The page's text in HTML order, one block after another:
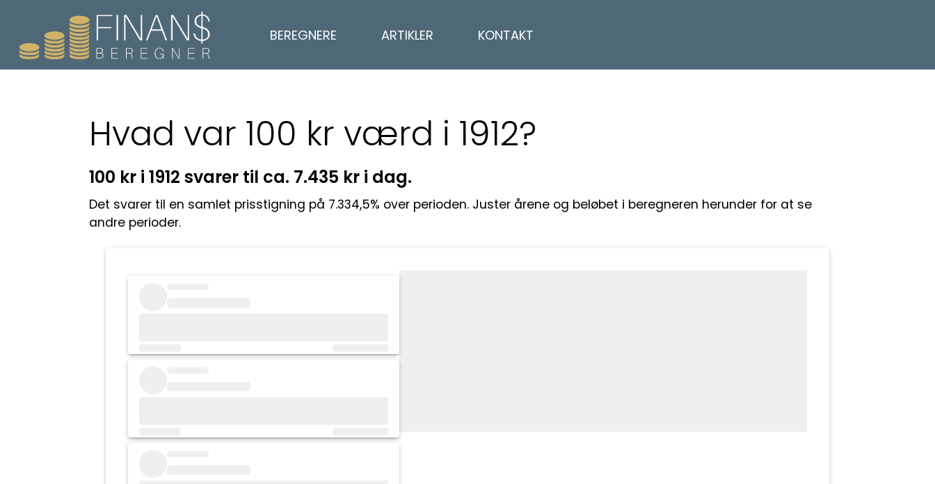
BEREGNERE ARTIKLER KONTAKT
Hvad var 100 kr værd i 1912?
100 kr i 1912 svarer til ca. 7.435 kr i dag.
Det svarer til en samlet prisstigning på 7.334,5% over perioden. Juster årene og beløbet i beregneren herunder for at se
andre perioder.